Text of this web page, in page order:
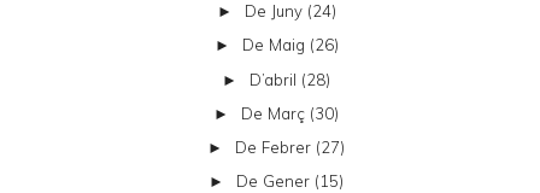
► De Juny (24)
► De Maig (26)
► D’abril (28)
► De Març (30)
► De Febrer (27)
► De Gener (15)